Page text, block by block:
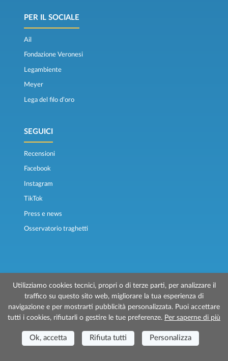
PER IL SOCIALE
Ail
Fondazione Veronesi
Legambiente
Meyer
Lega del filo d’oro
SEGUICI
Recensioni
Facebook
Instagram
TikTok
Press e news
Osservatorio traghetti
© 2026 Traghettilines è gestito da Prenotazioni24 s.r.l.
Sede Operativa: Via Casa del Duca, 1 - 57037 Portoferraio (LI)
Aut.Amm.Prov. LI n 1819 del 16/01/06 - Fondo Garanzia Viaggi ASSIMUTUA
Fideiussione N° 026004
Utilizziamo cookies tecnici, propri o di terze parti, per analizzare il
traffico su questo sito web, migliorare la tua esperienza di
navigazione e per mostrarti pubblicità personalizzata. Puoi accettare
tutti i cookies, rifiutarli o gestire le tue preferenze. Per saperne di più
Ok, accetta Rifiuta tutti Personalizza